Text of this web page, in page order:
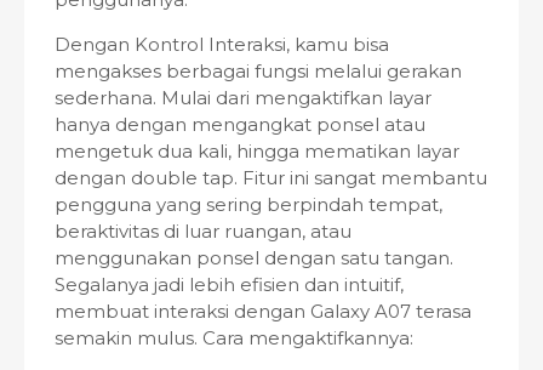
Dengan Kontrol Interaksi, kamu bisa
mengakses berbagai fungsi melalui gerakan
sederhana. Mulai dari mengaktifkan layar
hanya dengan mengangkat ponsel atau
mengetuk dua kali, hingga mematikan layar
dengan double tap. Fitur ini sangat membantu
pengguna yang sering berpindah tempat,
beraktivitas di luar ruangan, atau
menggunakan ponsel dengan satu tangan.
Segalanya jadi lebih efisien dan intuitif,
membuat interaksi dengan Galaxy A07 terasa
semakin mulus. Cara mengaktifkannya: